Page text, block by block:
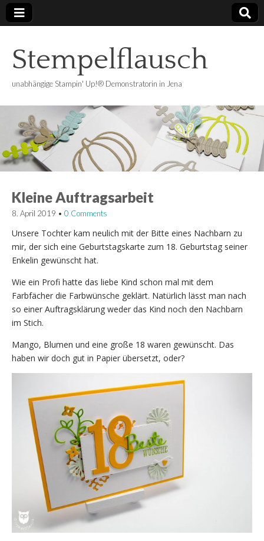
Stempelflausch
unabhängige Stampin' Up!® Demonstratorin in Jena
Kleine Auftragsarbeit
8. April 2019 • 0 Comments
Unsere Tochter kam neulich mit der Bitte eines Nachbarn zu
mir, der sich eine Geburtstagskarte zum 18. Geburtstag seiner
Enkelin gewünscht hat.
Wie ein Profi hatte das liebe Kind schon mal mit dem
Farbfächer die Farbwünsche geklärt. Natürlich lässt man nach
so einer Auftragsklärung weder das Kind noch den Nachbarn
im Stich.
Mango, Blumen und eine große 18 waren gewünscht. Das
haben wir doch gut in Papier übersetzt, oder?